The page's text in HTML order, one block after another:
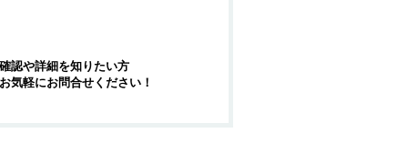
認や詳細を知りたい方
気軽にお問合せください！